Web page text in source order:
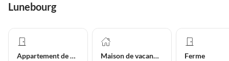
Lunebourg
Appartement de vacances Maison de vacances Ferme